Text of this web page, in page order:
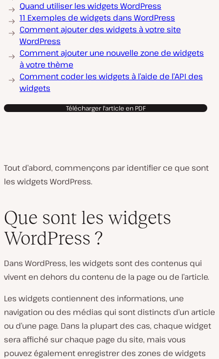
Quand utiliser les widgets WordPress
11 Exemples de widgets dans WordPress
Comment ajouter des widgets à votre site
WordPress
Comment ajouter une nouvelle zone de widgets
à votre thème
Comment coder les widgets à l’aide de l’API des
widgets
Télécharger l'article en PDF
Tout d’abord, commençons par identifier ce que sont
les widgets WordPress.
Que sont les widgets
WordPress ?
Dans WordPress, les widgets sont des contenus qui
vivent en dehors du contenu de la page ou de l’article.
Les widgets contiennent des informations, une
navigation ou des médias qui sont distincts d’un article
ou d’une page. Dans la plupart des cas, chaque widget
sera affiché sur chaque page du site, mais vous
pouvez également enregistrer des zones de widgets